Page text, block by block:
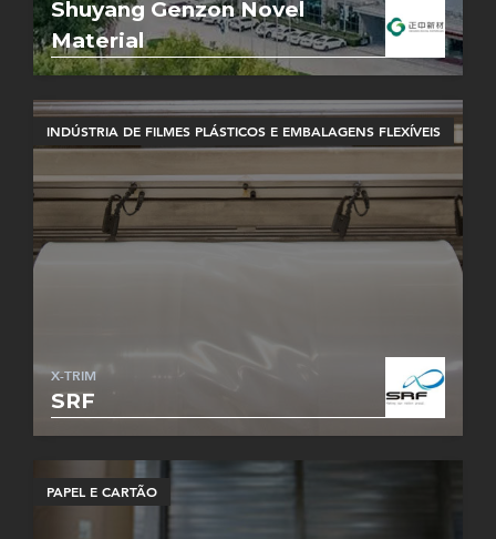
Shuyang Genzon Novel
Material
INDÚSTRIA DE FILMES PLÁSTICOS E EMBALAGENS FLEXÍVEIS
X-TRIM
SRF
PAPEL E CARTÃO